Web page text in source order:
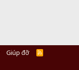
Giúp đỡ
R